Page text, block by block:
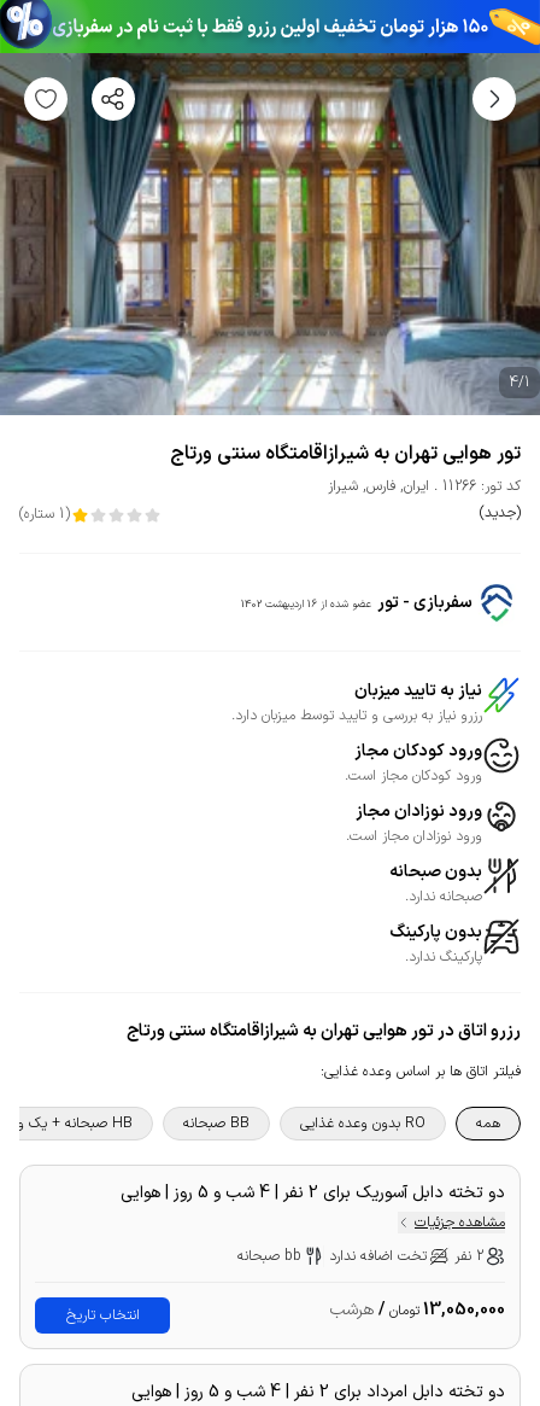
4/1
تور هوایی تهران به شیرازاقامتگاه سنتی ورتاج
کد تور: 11266 ایران, فارس, شیراز
(جدید)
(
1 ستاره)
سفربازی - تور عضو شده از 16 اردیبهشت 1402
نیاز به تایید میزبان
رزرو نیاز به بررسی و تایید توسط میزبان دارد.
ورود کودکان مجاز
ورود کودکان مجاز است.
ورود نوزادان مجاز
ورود نوزادان مجاز است.
بدون صبحانه
صبحانه ندارد.
بدون پارکینگ
پارکینگ ندارد.
رزرو اتاق در تور هوایی تهران به شیرازاقامتگاه سنتی ورتاج
فیلتر اتاق ها بر اساس وعده غذایی:
همه RO بدون وعده غذایی BB صبحانه HB صبحانه + یک وعده غذا
دو تخته دابل آسوریک برای 2 نفر | 4 شب و 5 روز | هوایی
مشاهده جزئیات
2 نفر
تخت اضافه ندارد bb صبحانه
13,050,000تومان /هرشب انتخاب تاریخ
دو تخته دابل امرداد برای 2 نفر | 4 شب و 5 روز | هوایی